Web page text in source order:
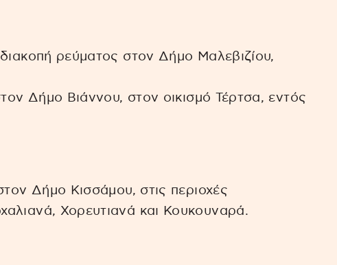
ρεύματος στον Δήμο Μαλεβιζίου,
Δήμο Βιάννου, στον οικισμό Τέρτσα, εντός
Δήμο Κισσάμου, στις περιοχές
Χορευτιανά και Κουκουναρά.